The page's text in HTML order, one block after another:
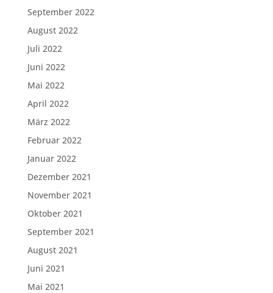
September 2022
August 2022
Juli 2022
Juni 2022
Mai 2022
April 2022
März 2022
Februar 2022
Januar 2022
Dezember 2021
November 2021
Oktober 2021
September 2021
August 2021
Juni 2021
Mai 2021